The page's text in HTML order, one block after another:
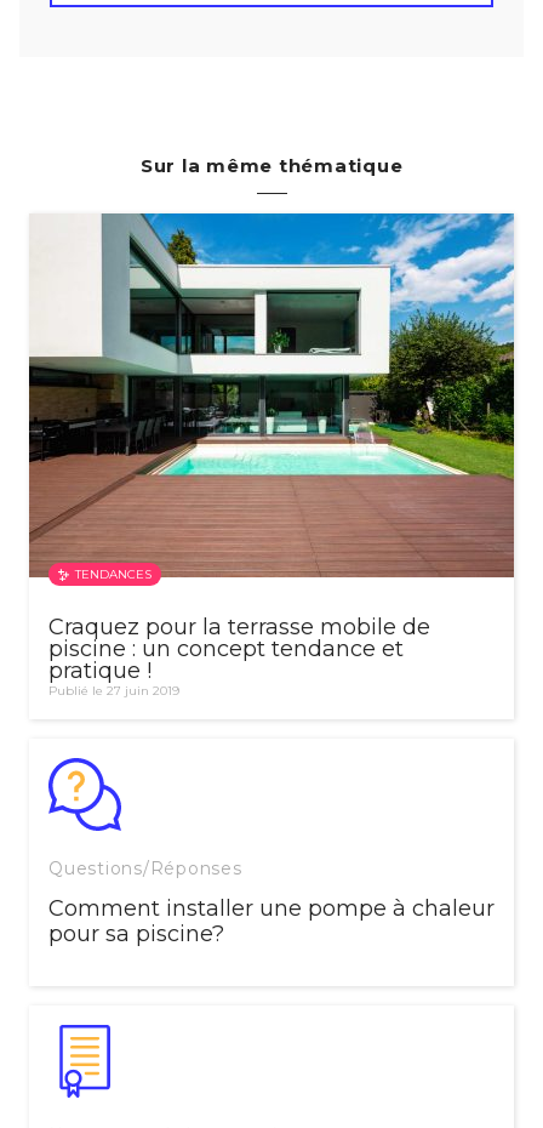
Sur la même thématique
TENDANCES
Craquez pour la terrasse mobile de
piscine : un concept tendance et
pratique !
Publié le 27 juin 2019
Questions/Réponses
Comment installer une pompe à chaleur
pour sa piscine?